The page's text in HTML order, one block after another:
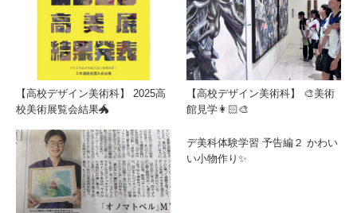
【高校デザイン美術科】 2025高
校美術展覧会結果🐲
【高校デザイン美術科】 🎨美術
館見学👩🏻‍🎨
デ美科体験学習 予告編２ かわい
い小物作り✨